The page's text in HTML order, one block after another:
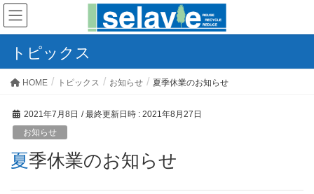
トピックス
HOME トピックス お知らせ 夏季休業のお知らせ
2021年7月8日 / 最終更新日時 : 2021年8月27日
お知らせ
夏季休業のお知らせ